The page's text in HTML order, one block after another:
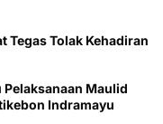
Tegas Tolak Kehadiran
Maulid
Indramayu